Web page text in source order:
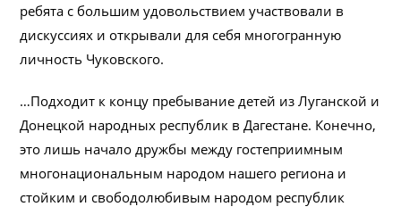
ребята с большим удовольствием участвовали в
дискуссиях и открывали для себя многогранную
личность Чуковского.
…Подходит к концу пребывание детей из Луганской и
Донецкой народных республик в Дагестане. Конечно,
это лишь начало дружбы между гостеприимным
многонациональным народом нашего региона и
стойким и свободолюбивым народом республик